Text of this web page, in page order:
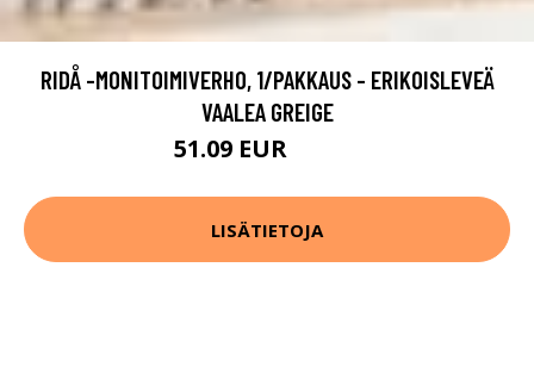
RIDÅ -MONITOIMIVERHO, 1/PAKKAUS - ERIKOISLEVEÄ
VAALEA GREIGE
51.09 EUR
LISÄTIETOJA